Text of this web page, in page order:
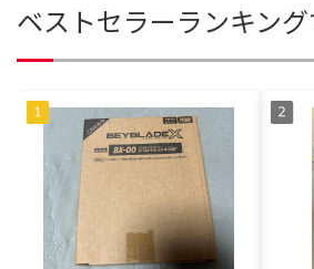
ベストセラーランキン